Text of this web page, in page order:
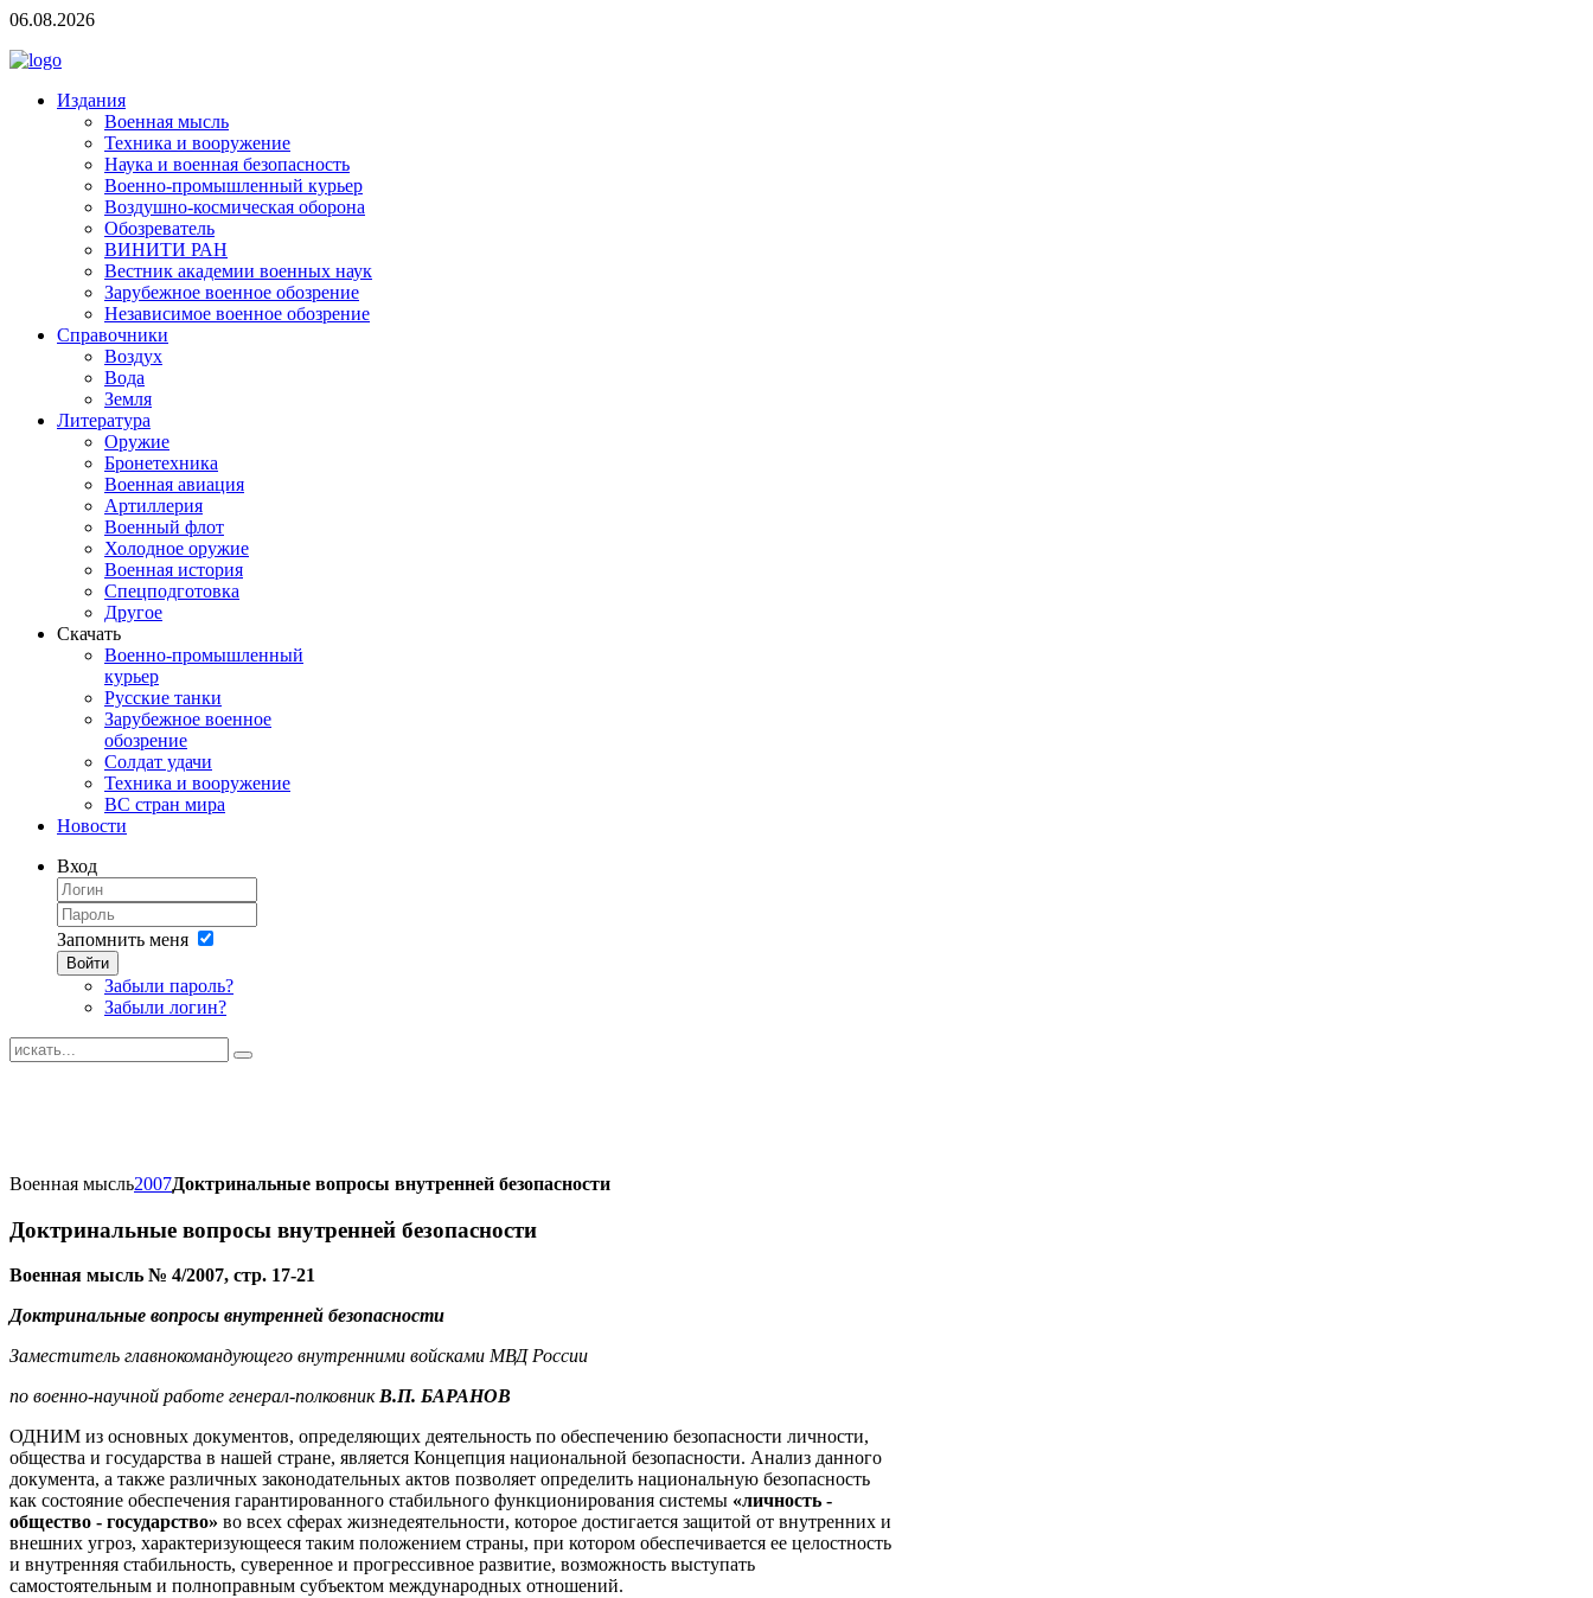
06.08.2026
Издания
Военная мысль
Техника и вооружение
Наука и военная безопасность
Военно-промышленный курьер
Воздушно-космическая оборона
Обозреватель
ВИНИТИ РАН
Вестник академии военных наук
Зарубежное военное обозрение
Независимое военное обозрение
Справочники
Воздух
Вода
Земля
Литература
Оружие
Бронетехника
Военная авиация
Артиллерия
Военный флот
Холодное оружие
Военная история
Спецподготовка
Другое
Скачать
Военно-промышленный
курьер
Русские танки
Зарубежное военное
обозрение
Солдат удачи
Техника и вооружение
ВС стран мира
Новости
Вход
Запомнить меня
Войти
Забыли пароль?
Забыли логин?
Военная мысль2007Доктринальные вопросы внутренней безопасности
Доктринальные вопросы внутренней безопасности
Военная мысль № 4/2007, стр. 17-21
Доктринальные вопросы внутренней безопасности
Заместитель главнокомандующего внутренними войсками МВД России
по военно-научной работе генерал-полковникВ.П. БАРАНОВ
ОДНИМ из основных документов, определяющих деятельность по обеспечению безопасности личности,
общества и государства в нашей стране, является Концепция национальной безопасности. Анализ данного
документа, а также различных законодательных актов позволяет определить национальную безопасность
как состояние обеспечения гарантированного стабильного функционирования системы «личность -
общество - государство» во всех сферах жизнедеятельности, которое достигается защитой от внутренних и
внешних угроз, характеризующееся таким положением страны, при котором обеспечивается ее целостность
и внутренняя стабильность, суверенное и прогрессивное развитие, возможность выступать
самостоятельным и полноправным субъектом международных отношений.